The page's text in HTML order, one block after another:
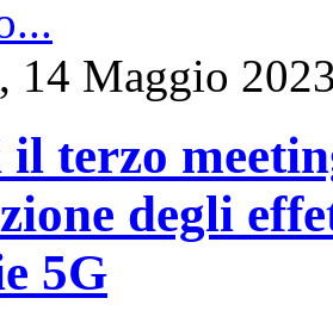
14 Maggio
terzo
degli
5G